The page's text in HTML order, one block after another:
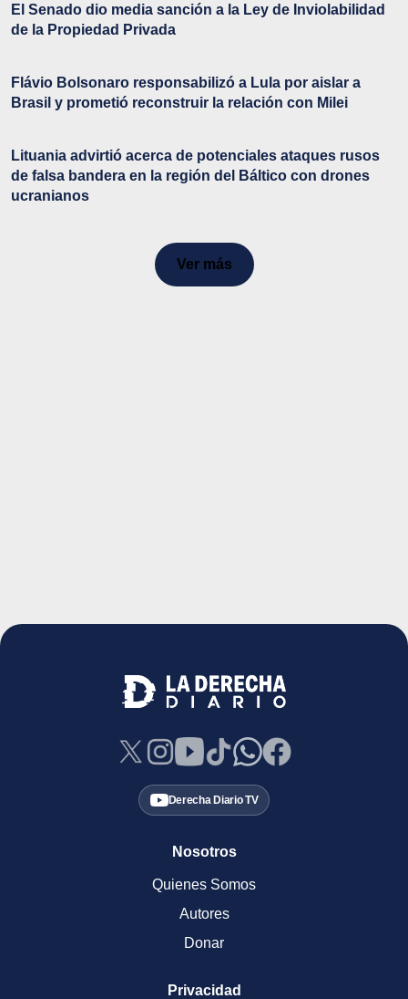
El Senado dio media sanción a la Ley de Inviolabilidad
de la Propiedad Privada
Flávio Bolsonaro responsabilizó a Lula por aislar a
Brasil y prometió reconstruir la relación con Milei
Lituania advirtió acerca de potenciales ataques rusos
de falsa bandera en la región del Báltico con drones
ucranianos
Ver más
Derecha Diario TV
Nosotros
Quienes Somos
Autores
Donar
Privacidad